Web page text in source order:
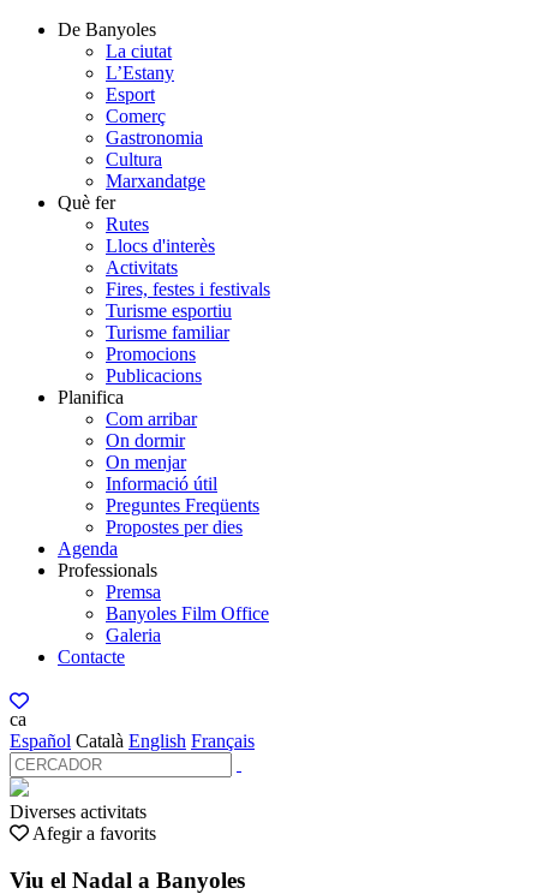
De Banyoles
La ciutat
L’Estany
Esport
Comerç
Gastronomia
Cultura
Marxandatge
Què fer
Rutes
Llocs d'interès
Activitats
Fires, festes i festivals
Turisme esportiu
Turisme familiar
Promocions
Publicacions
Planifica
Com arribar
On dormir
On menjar
Informació útil
Preguntes Freqüents
Propostes per dies
Agenda
Professionals
Premsa
Banyoles Film Office
Galeria
Contacte
ca
Español Català English Français
Diverses activitats
Afegir a favorits
Viu el Nadal a Banyoles